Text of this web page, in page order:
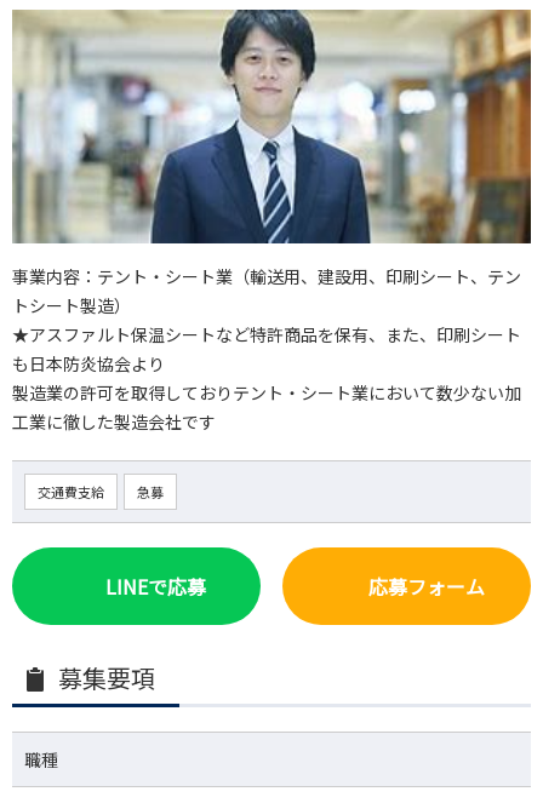
事業内容：テント・シート業（輸送用、建設用、印刷シート、テン
トシート製造）
★アスファルト保温シートなど特許商品を保有、また、印刷シート
も日本防炎協会より
製造業の許可を取得しておりテント・シート業において数少ない加
工業に徹した製造会社です
交通費支給 急募
LINEで応募 応募フォーム
募集要項
職種